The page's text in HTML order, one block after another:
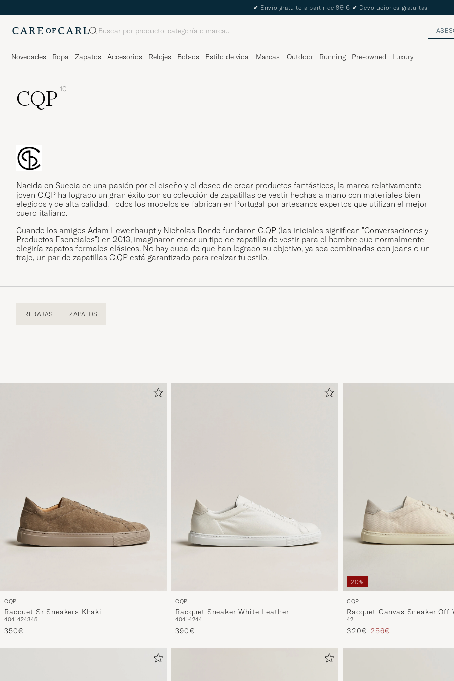
✔ Envío gratuito a partir de 89 € ✔ Devoluciones gratuitas
Buscar
Novedades Ropa Zapatos Accesorios Relojes Bolsos Estilo de vida Marcas Outdoor Running Pre-owned Luxury
CQP 10
Nacida en Suecia de una pasión por el diseño y el deseo de crear productos fantásticos, la marca relativamente
joven C.QP ha logrado un gran éxito con su colección de zapatillas de vestir hechas a mano con materiales bien
elegidos y de alta calidad. Todos los modelos se fabrican en Portugal por artesanos expertos que utilizan el mejor
cuero italiano.
Cuando los amigos Adam Lewenhaupt y Nicholas Bonde fundaron C.QP (las iniciales significan "Conversaciones y
Productos Esenciales") en 2013, imaginaron crear un tipo de zapatilla de vestir para el hombre que normalmente
elegiría zapatos formales clásicos. No hay duda de que han logrado su objetivo, ya sea combinadas con jeans o un
traje, un par de zapatillas C.QP está garantizado para realzar tu estilo.
REBAJAS ZAPATOS
CQP
Racquet Sr Sneakers Khaki
4041424345
350€
CQP
Racquet Sneaker White Leather
40414244
390€
20%
CQP
Racquet Canvas Sneaker Off
42
Precio ordinario
320€ Precio reducido
256€